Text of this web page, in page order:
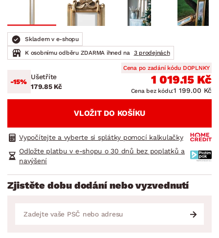
Skladem v e-shopu
K osobnímu odběru ZDARMA ihned na
3 prodejnách
-15%
Ušetříte
179.85 Kč
Cena po zadání kódu DOPLNKY
1 019.15 Kč
Cena bez kódu:1 199.00 Kč
VLOŽIT DO KOŠÍKU
Vypočítejte a vyberte si splátky pomocí kalkulačky
Odložte platbu v e-shopu o 30 dnů bez poplatků a
navýšení
Zjistěte dobu dodání nebo vyzvednutí